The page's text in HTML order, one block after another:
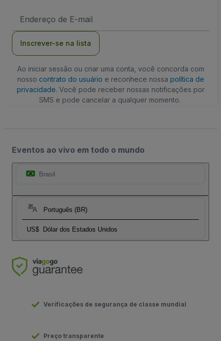
de
Inscrever-se na lista
Ao iniciar sessão ou criar uma conta, você concorda com
nosso contrato do usuário e reconhece nossa política de
privacidade. Você pode receber nossas notificações por
SMS e pode cancelar a qualquer momento.
Eventos ao vivo em todo o mundo
Brasil
Português (BR)
US$ Dólar dos Estados Unidos
Verificações de segurança de classe mundial
Preço transparente